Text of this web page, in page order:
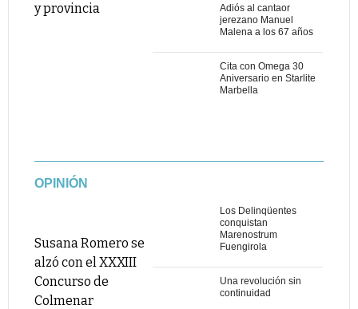
y provincia
Adiós al cantaor
jerezano Manuel
Malena a los 67 años
Cita con Omega 30
Aniversario en Starlite
Marbella
OPINIÓN
Susana Romero se
alzó con el XXXIII
Concurso de
Colmenar
Los Delinqüentes
conquistan
Marenostrum
Fuengirola
Una revolución sin
continuidad